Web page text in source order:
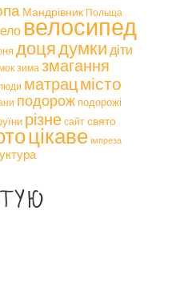
Мандрівник Польща
велосипед
доцядумки діти
зима змагання
матрацмісто
подорож подорожі
різне сайт свято
цікаве імпреза